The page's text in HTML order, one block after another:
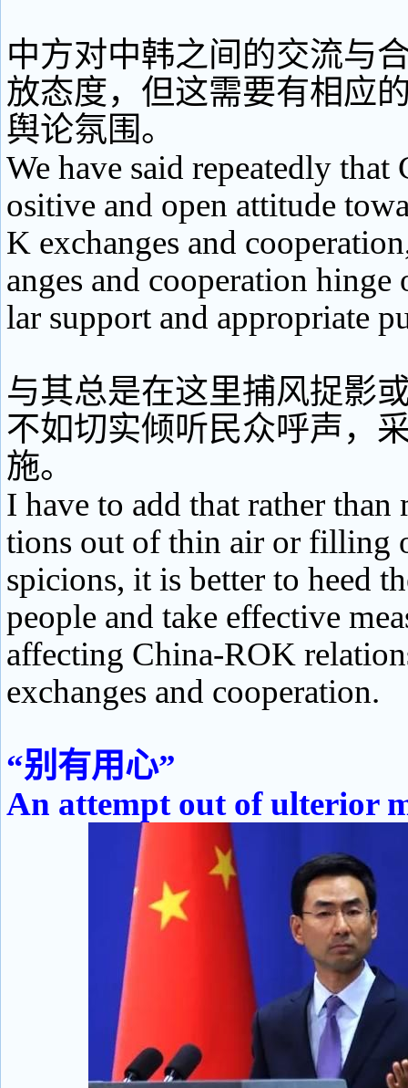
中方对中韩之间的交流与
放态度，但这需要有相应
舆论氛围。
We have said repeatedly that
ositive and open attitude
K exchanges and
anges and cooperation hinge
lar support and appropriate
与其总是在这里捕风捉影
不如切实倾听民众呼声，
施。
I have to add that rather than
tions out of thin air or filling
spicions, it is better to heed
people and take effective
affecting China-ROK
exchanges and cooperation.
“别有用心”
An attempt out of ulterior